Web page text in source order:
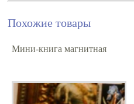
Похожие товары
Мини-книга магнитная